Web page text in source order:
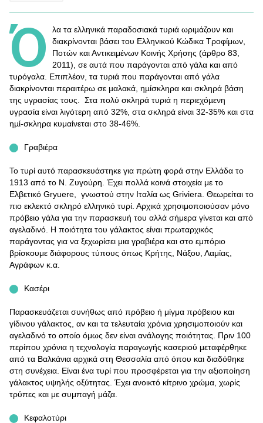
Ό
λα τα ελληνικά παραδοσιακά τυριά ωριµάζουν και
διακρίνονται βάσει του Ελληνικού Κώδικα Τροφίμων,
Ποτών και Αντικειμένων Κοινής Χρήσης (άρθρο 83,
2011), σε αυτά που παράγονται από γάλα και από
τυρόγαλα. Επιπλέον, τα τυριά που παράγονται από γάλα
διακρίνονται περαιτέρω σε µαλακά, ηµίσκληρα και σκληρά βάση
της υγρασίας τους. Στα πολύ σκληρά τυριά η περιεχόµενη
υγρασία είναι λιγότερη από 32%, στα σκληρά είναι 32-35% και στα
ηµί-σκληρα κυμαίνεται στο 38-46%.
Γραβιέρα
Το τυρί αυτό παρασκευάστηκε για πρώτη φορά στην Ελλάδα το
1913 από το Ν. Ζυγούρη. Έχει πολλά κοινά στοιχεία με το
Ελβετικό Gryuere, γνωστού στην Ιταλία ως Griviera. Θεωρείται το
πιο εκλεκτό σκληρό ελληνικό τυρί. Αρχικά χρησιμοποιούσαν μόνο
πρόβειο γάλα για την παρασκευή του αλλά σήμερα γίνεται και από
αγελαδινό. Η ποιότητα του γάλακτος είναι πρωταρχικός
παράγοντας για να ξεχωρίσει μια γραβιέρα και στο εμπόριο
βρίσκουμε διάφορους τύπους όπως Κρήτης, Νάξου, Λαμίας,
Αγράφων κ.α.
Κασέρι
Παρασκευάζεται συνήθως από πρόβειο ή μίγμα πρόβειου και
γίδινου γάλακτος, αν και τα τελευταία χρόνια χρησιμοποιούν και
αγελαδινό το οποίο όμως δεν είναι ανάλογης ποιότητας. Πριν 100
περίπου χρόνια η τεχνολογία παραγωγής κασεριού μεταφέρθηκε
από τα Βαλκάνια αρχικά στη Θεσσαλία από όπου και διαδόθηκε
στη συνέχεια. Είναι ένα τυρί που προσφέρεται για την αξιοποίηση
γάλακτος υψηλής οξύτητας. Έχει ανοικτό κίτρινο χρώμα, χωρίς
τρύπες και με συμπαγή μάζα.
Κεφαλοτύρι